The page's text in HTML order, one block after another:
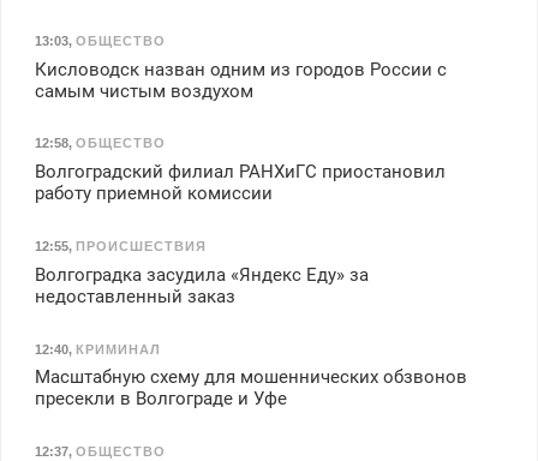
13:03, ОБЩЕСТВО
Кисловодск назван одним из городов России с
самым чистым воздухом
12:58, ОБЩЕСТВО
Волгоградский филиал РАНХиГС приостановил
работу приемной комиссии
12:55, ПРОИСШЕСТВИЯ
Волгоградка засудила «Яндекс Еду» за
недоставленный заказ
12:40, КРИМИНАЛ
Масштабную схему для мошеннических обзвонов
пресекли в Волгограде и Уфе
12:37, ОБЩЕСТВО